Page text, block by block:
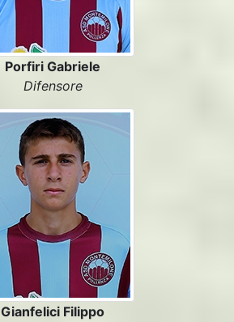
Porfiri Gabriele
Difensore
Gianfelici Filippo